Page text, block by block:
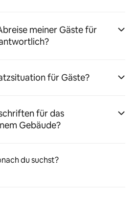
meiner Gäste für
für Gäste?
für das
Gebäude?
du suchst?